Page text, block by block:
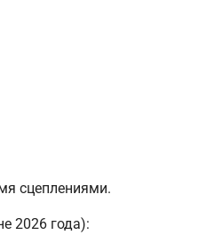
сцеплениями.
2026 года):